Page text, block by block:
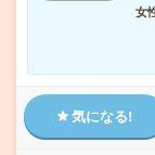
女
気になる!